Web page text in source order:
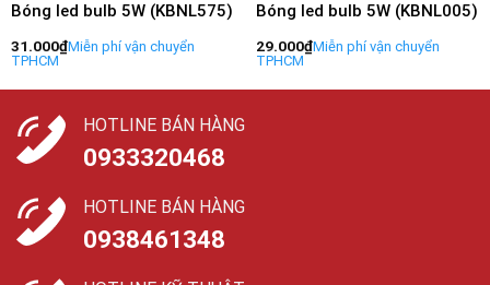
Bóng led bulb 5W (KBNL575)
31.000₫
Bóng led bulb 5W (KBNL005)
29.000₫
HOTLINE BÁN HÀNG
0933320468
HOTLINE BÁN HÀNG
0938461348